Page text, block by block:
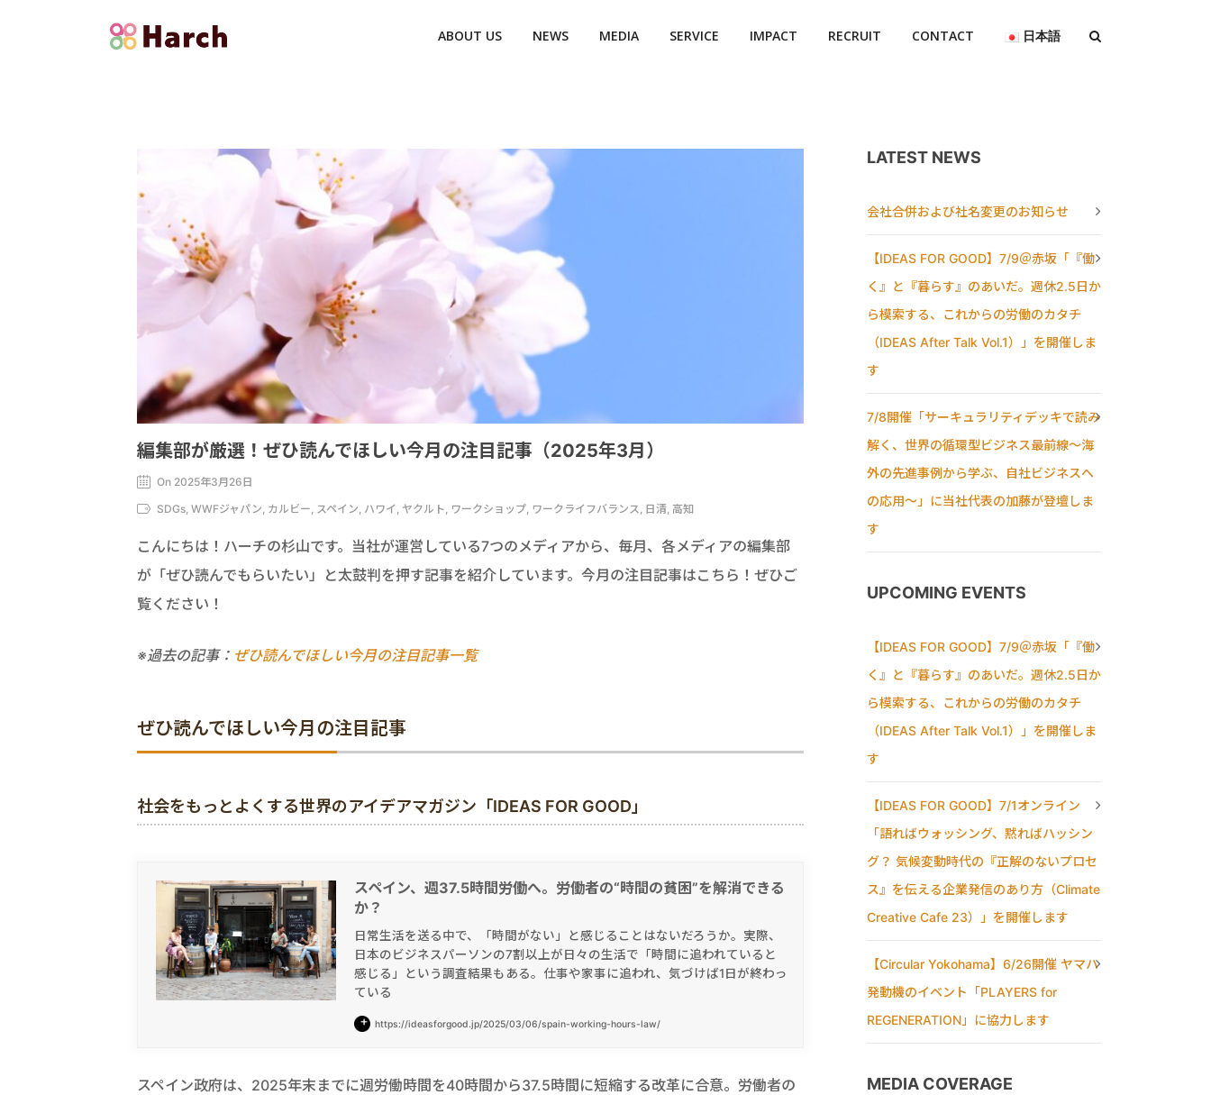
ABOUT US NEWS MEDIA SERVICE IMPACT RECRUIT CONTACT 日本語
編集部が厳選！ぜひ読んでほしい今月の注目記事（2025年3月）
On 2025年3月26日
SDGs, WWFジャパン, カルビー, スペイン, ハワイ, ヤクルト, ワークショップ, ワークライフバランス, 日清, 高知
こんにちは！ハーチの杉山です。当社が運営している7つのメディアから、毎月、各メディアの編集部
が「ぜひ読んでもらいたい」と太鼓判を押す記事を紹介しています。今月の注目記事はこちら！ぜひご
覧ください！
※過去の記事： ぜひ読んでほしい今月の注目記事一覧
ぜひ読んでほしい今月の注目記事
社会をもっとよくする世界のアイデアマガジン「IDEAS FOR GOOD」
スペイン、週37.5時間労働へ。労働者の“時間の貧困”を解消できる
か？
日常生活を送る中で、「時間がない」と感じることはないだろうか。実際、
日本のビジネスパーソンの7割以上が日々の生活で「時間に追われていると
感じる」という調査結果もある。仕事や家事に追われ、気づけば1日が終わっ
ている
https://ideasforgood.jp/2025/03/06/spain-working-hours-law/
スペイン政府は、2025年末までに週労働時間を40時間から37.5時間に短縮する改革に合意。労働者の
LATEST NEWS
会社合併および社名変更のお知らせ
【IDEAS FOR GOOD】7/9＠赤坂「『働
く』と『暮らす』のあいだ。週休2.5日か
ら模索する、これからの労働のカタチ
（IDEAS After Talk Vol.1）」を開催しま
す
7/8開催「サーキュラリティデッキで読み
解く、世界の循環型ビジネス最前線〜海
外の先進事例から学ぶ、自社ビジネスへ
の応用〜」に当社代表の加藤が登壇しま
す
UPCOMING EVENTS
【IDEAS FOR GOOD】7/9＠赤坂「『働
く』と『暮らす』のあいだ。週休2.5日か
ら模索する、これからの労働のカタチ
（IDEAS After Talk Vol.1）」を開催しま
す
【IDEAS FOR GOOD】7/1オンライン
「語ればウォッシング、黙ればハッシン
グ？ 気候変動時代の『正解のないプロセ
ス』を伝える企業発信のあり方（Climate
Creative Cafe 23）」を開催します
【Circular Yokohama】6/26開催 ヤマハ
発動機のイベント「PLAYERS for
REGENERATION」に協力します
MEDIA COVERAGE